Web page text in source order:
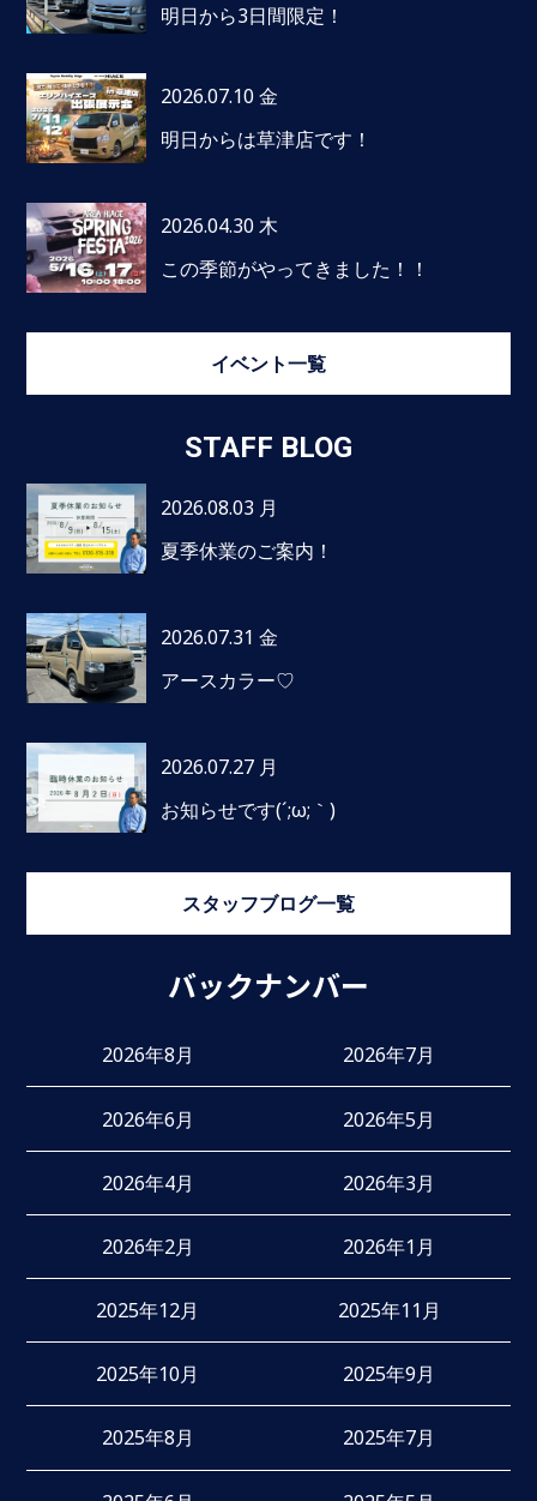
明日から3日間限定！
2026.07.10 金
明日からは草津店です！
2026.04.30 木
この季節がやってきました！！
イベント一覧
STAFF BLOG
2026.08.03 月
夏季休業のご案内！
2026.07.31 金
アースカラー♡
2026.07.27 月
お知らせです(´;ω;｀)
スタッフブログ一覧
バックナンバー
2026年8月 2026年7月
2026年6月 2026年5月
2026年4月 2026年3月
2026年2月 2026年1月
2025年12月 2025年11月
2025年10月 2025年9月
2025年8月 2025年7月